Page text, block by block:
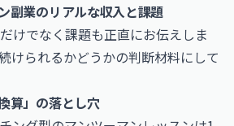
副業のリアルな収入と課題
けでなく課題も正直にお伝えしま
けられるかどうかの判断材料にして
算」の落とし穴